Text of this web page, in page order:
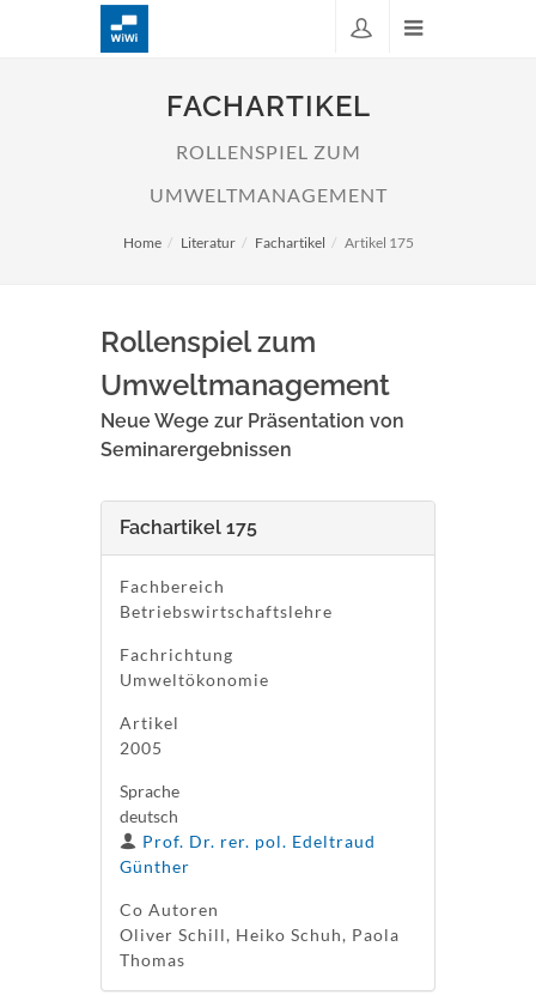
FACHARTIKEL
ROLLENSPIEL ZUM
UMWELTMANAGEMENT
Home Literatur Fachartikel Artikel 175
Rollenspiel zum
Umweltmanagement
Neue Wege zur Präsentation von
Seminarergebnissen
Fachartikel 175
Fachbereich
Betriebswirtschaftslehre
Fachrichtung
Umweltökonomie
Artikel
2005
Sprache
deutsch
Prof. Dr. rer. pol. Edeltraud
Günther
Co Autoren
Oliver Schill, Heiko Schuh, Paola
Thomas